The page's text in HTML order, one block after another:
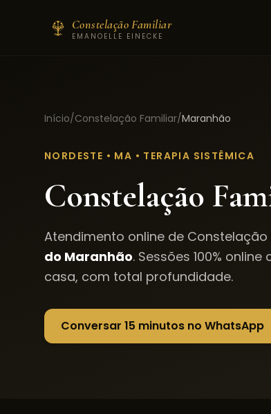
Constelação Familiar
EMANOELLE EINECKE
Início/Constelação Familiar/Maranhão
NORDESTE • MA • TERAPIA SISTÊMICA
Constelação
Atendimento online de
do Maranhão. Sessões 100%
casa, com total profundidade.
Conversar 15 minutos no WhatsApp